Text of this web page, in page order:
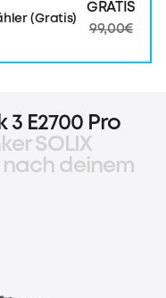
(Gratis)
GRATIS
99,00€
E2700 Pro
SOLIX
nach deinem